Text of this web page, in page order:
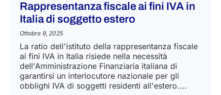
Rappresentanza fiscale ai fini IVA in
Italia di soggetto estero
Ottobre 9, 2025
La ratio dell'istituto della rappresentanza fiscale
ai fini IVA in Italia risiede nella necessità
dell'Amministrazione Finanziaria italiana di
garantirsi un interlocutore nazionale per gli
obblighi IVA di soggetti residenti all'estero....